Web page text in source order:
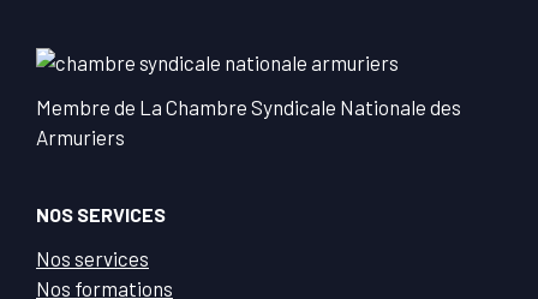
Membre de La Chambre Syndicale Nationale des
Armuriers
NOS SERVICES
Nos services
Nos formations